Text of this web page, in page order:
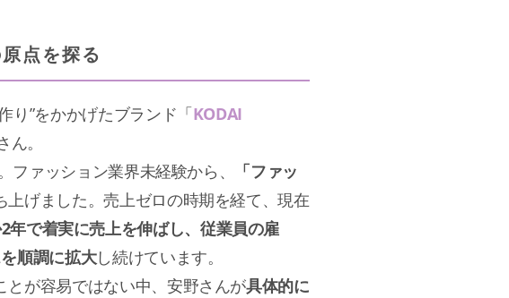
点を探る
り”をかかげたブランド「KODAI
ん。
ァッション業界未経験から、
「ファッ
げました。売上ゼロの時期を経て、現在
年で着実に売上を伸ばし、従業員の雇
順調に拡大し続けています。
が容易ではない中、安野さんが具体的に